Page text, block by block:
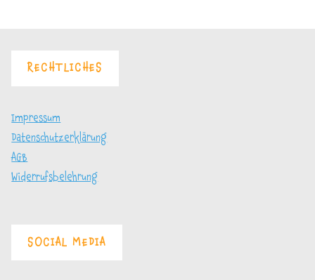
RECHTLICHES
Impressum
Datenschutzerklärung
AGB
Widerrufsbelehrung
SOCIAL MEDIA